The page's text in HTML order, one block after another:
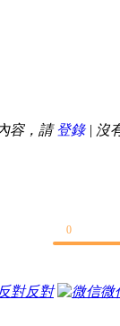
容，請登錄| 沒
0
反對
微